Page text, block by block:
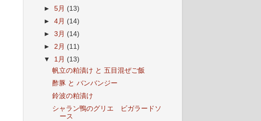
►5月 (13)
►4月 (14)
►3月 (14)
►2月 (11)
▼ 1月 (13)
帆立の粕漬け と 五目混ぜご飯
酢豚 と バンバンジー
鈴波の粕漬け
シャラン鴨のグリエ ビガラードソ
ース